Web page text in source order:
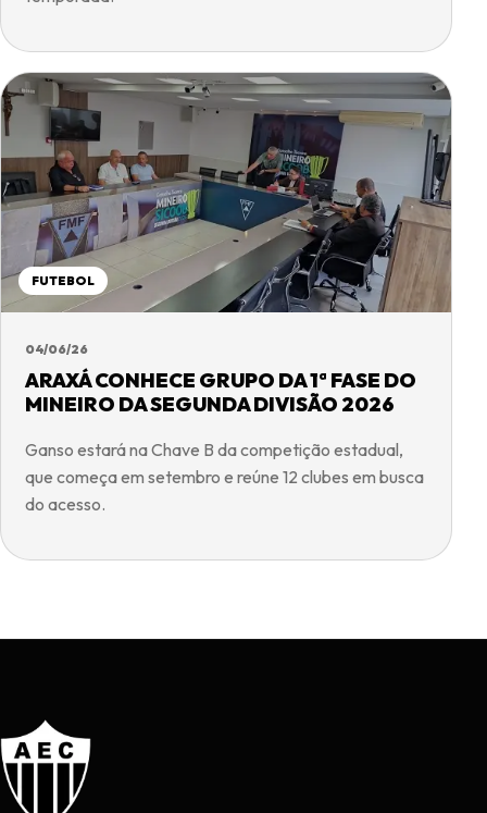
FUTEBOL
04/06/26
ARAXÁ CONHECE GRUPO DA 1ª FASE DO
MINEIRO DA SEGUNDA DIVISÃO 2026
Ganso estará na Chave B da competição estadual,
que começa em setembro e reúne 12 clubes em busca
do acesso.